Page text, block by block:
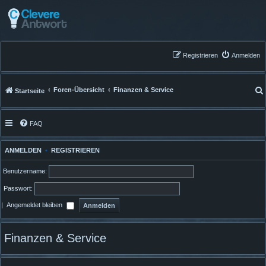
Anmelden
Registrieren
Startseite Foren-Übersicht Finanzen & Service
FAQ
ANMELDEN • REGISTRIEREN
Benutzername:
Passwort:
| Angemeldet bleiben
Finanzen & Service